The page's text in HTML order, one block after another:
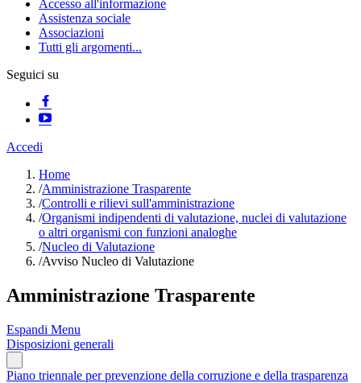
Accesso all'informazione
Assistenza sociale
Associazioni
Tutti gli argomenti...
Seguici su
Accedi
Home
/Amministrazione Trasparente
/Controlli e rilievi sull'amministrazione
/Organismi indipendenti di valutazione, nuclei di valutazione
o altri organismi con funzioni analoghe
/Nucleo di Valutazione
/Avviso Nucleo di Valutazione
Amministrazione Trasparente
Espandi Menu
Disposizioni generali
Piano triennale per prevenzione della corruzione e della trasparenza